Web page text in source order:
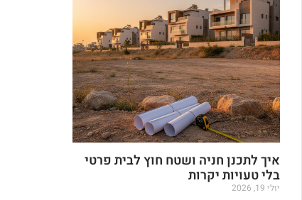
איך לתכנן חניה ושטח חוץ לבית פרטי
בלי טעויות יקרות
יולי 19, 2026